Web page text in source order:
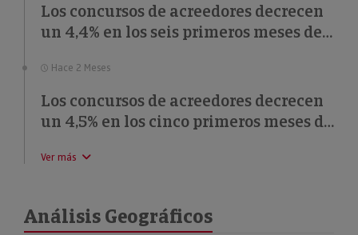
Los concursos de acreedores decrecen
un 4,4% en los seis primeros meses de
Hace 2 Meses
Los concursos de acreedores decrecen
un 4,5% en los cinco primeros meses de
Ver más
Análisis Geográficos